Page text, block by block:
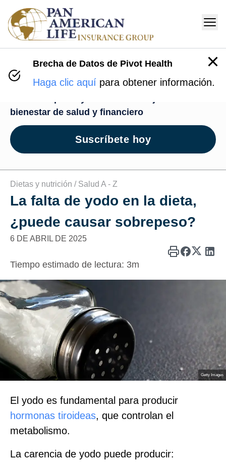
Centro de Bienestar
bienestar de salud y financiero
Suscríbete hoy
Dietas y nutrición / Salud A ‑ Z
La falta de yodo en la dieta,
¿puede causar sobrepeso?
6 DE ABRIL DE 2025
Tiempo estimado de lectura: 3m
Getty Images
El yodo es fundamental para producir
hormonas tiroideas, que controlan el
metabolismo.
La carencia de yodo puede producir:
Brecha de Datos de Pivot Health
Haga clic aquí para obtener información.